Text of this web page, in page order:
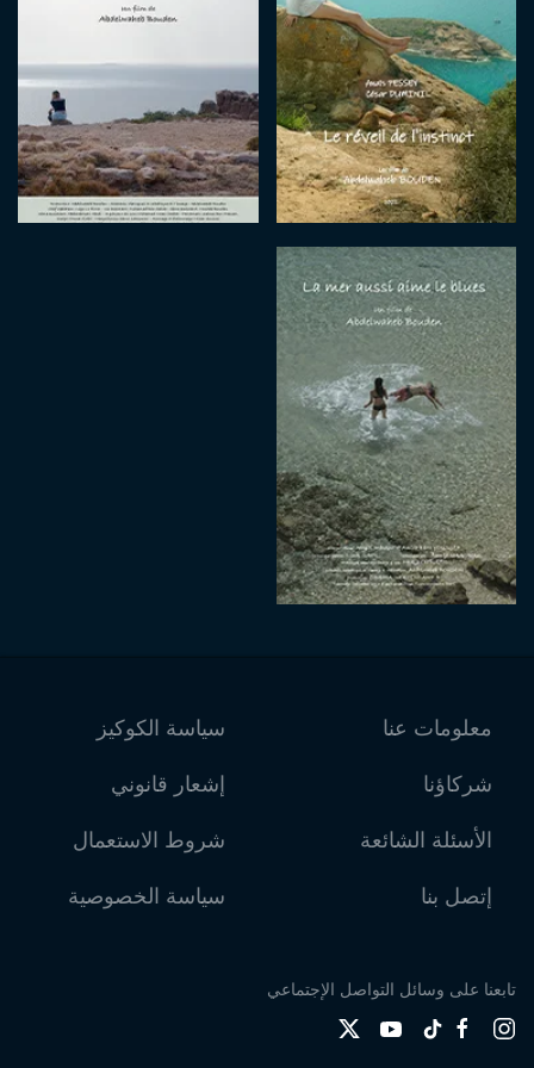
معلومات عنا
شركاؤنا
الأسئلة الشائعة
إتصل بنا
سياسة الكوكيز
إشعار قانوني
شروط الاستعمال
سياسة الخصوصية
تابعنا على وسائل التواصل الإجتماعي